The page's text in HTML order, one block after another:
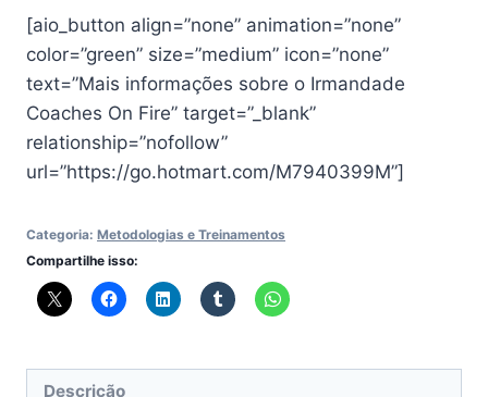
[aio_button align=”none” animation=”none”
color=”green” size=”medium” icon=”none”
text=”Mais informações sobre o Irmandade
Coaches On Fire” target=”_blank”
relationship=”nofollow”
url=”https://go.hotmart.com/M7940399M”]
Categoria: Metodologias e Treinamentos
Compartilhe isso:
Descrição